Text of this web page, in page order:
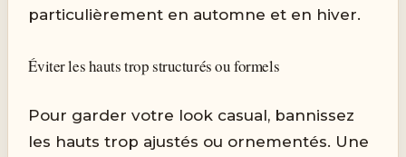
particulièrement en automne et en hiver.
Éviter les hauts trop structurés ou formels
Pour garder votre look casual, bannissez
les hauts trop ajustés ou ornementés. Une